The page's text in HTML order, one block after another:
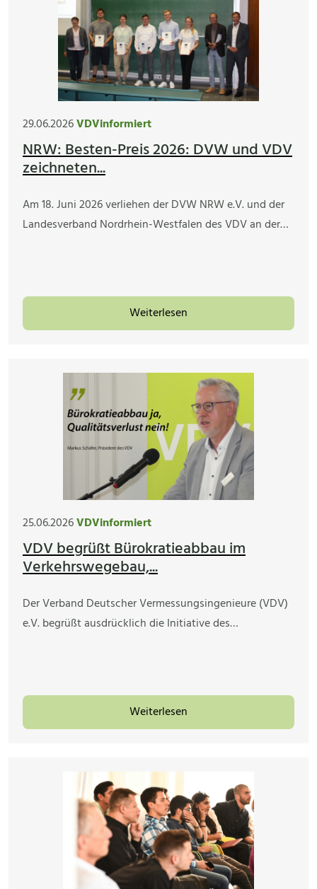
29.06.2026VDVinformiert
NRW: Besten-Preis 2026: DVW und VDV
zeichneten...
Am 18. Juni 2026 verliehen der DVW NRW e.V. und der
Landesverband Nordrhein-Westfalen des VDV an der…
Weiterlesen
25.06.2026VDVinformiert
VDV begrüßt Bürokratieabbau im
Verkehrswegebau,...
Der Verband Deutscher Vermessungsingenieure (VDV)
e.V. begrüßt ausdrücklich die Initiative des…
Weiterlesen